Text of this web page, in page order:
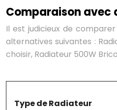
Comparaison avec
Il est judicieux de
alternatives suivantes :
choisir, Radiateur 500W
Type de Radiateur